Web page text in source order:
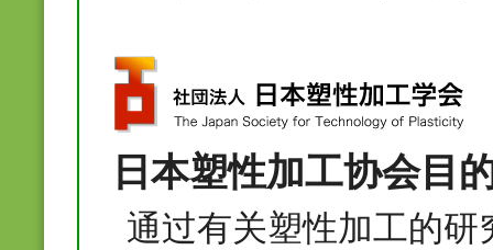
日本塑性加工协会目
通过有关塑性加工的